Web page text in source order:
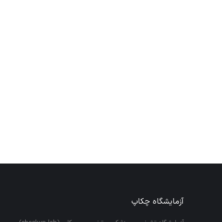
آزمایشگاه چکاپ